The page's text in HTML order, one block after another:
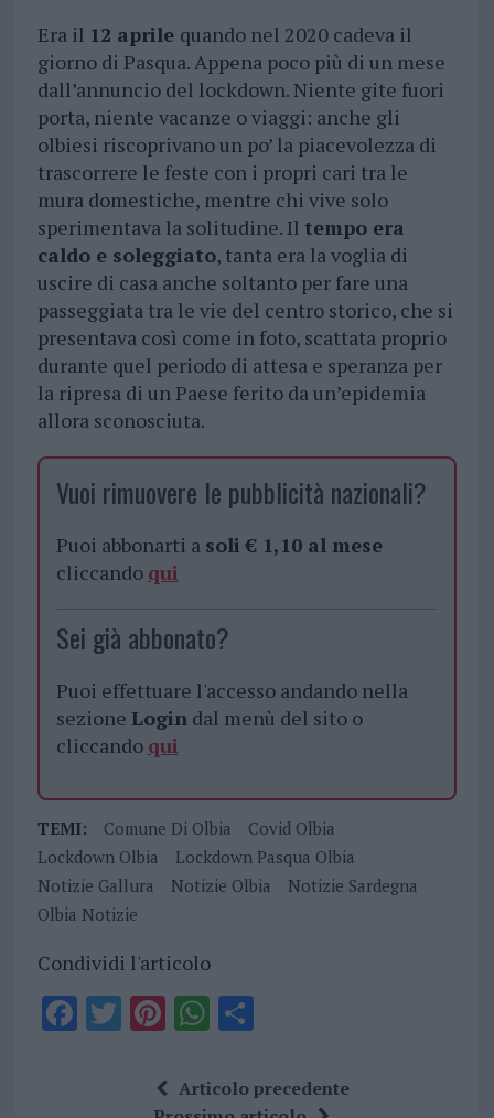
Era il 12 aprile quando nel 2020 cadeva il
giorno di Pasqua. Appena poco più di un mese
dall’annuncio del lockdown. Niente gite fuori
porta, niente vacanze o viaggi: anche gli
olbiesi riscoprivano un po’ la piacevolezza di
trascorrere le feste con i propri cari tra le
mura domestiche, mentre chi vive solo
sperimentava la solitudine. Il tempo era
caldo e soleggiato, tanta era la voglia di
uscire di casa anche soltanto per fare una
passeggiata tra le vie del centro storico, che si
presentava così come in foto, scattata proprio
durante quel periodo di attesa e speranza per
la ripresa di un Paese ferito da un’epidemia
allora sconosciuta.
Vuoi rimuovere le pubblicità nazionali?
Puoi abbonarti a soli € 1,10 al mese
cliccando qui
Sei già abbonato?
Puoi effettuare l'accesso andando nella
sezione Logindal menù del sito o
cliccando qui
TEMI: Comune Di Olbia
Covid Olbia
Lockdown Olbia
Lockdown Pasqua Olbia
Notizie Gallura
Notizie Olbia
Notizie Sardegna
Olbia Notizie
Condividi l'articolo
F T Pi
te
W
at
S
a
Articolo precedente